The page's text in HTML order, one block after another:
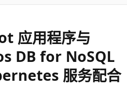
应用程序与
DB for NoSQL
服务配合